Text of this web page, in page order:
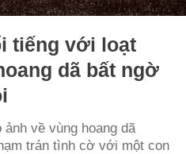
tiếng với loạt
dã bất ngờ
về vùng hoang dã
trán tình cờ với một con